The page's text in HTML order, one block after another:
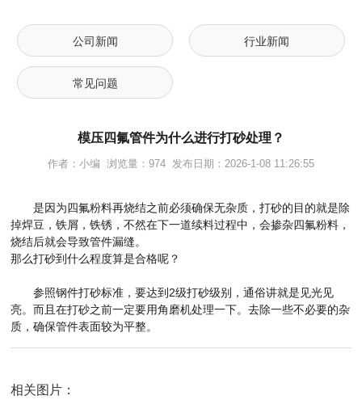
公司新闻 行业新闻
常见问题
模压四氟管件为什么进行打砂处理？
作者：小编 浏览量：974 发布日期：2026-1-08 11:26:55
是因为四氟粉料再烧结之前必须确保无杂质，打砂的目的就是除
掉焊豆，铁屑，铁锈，不然在下一道续料过程中，会掺杂四氟粉料，
烧结后就会导致管件漏缝。
那么打砂到什么程度算是合格呢？
参照钢件打砂标准，要达到2级打砂级别，通俗讲就是见光见
亮。而且在打砂之前一定要用角磨机处理一下。去除一些不必要的杂
质，确保管件表面较为平整。
相关图片：